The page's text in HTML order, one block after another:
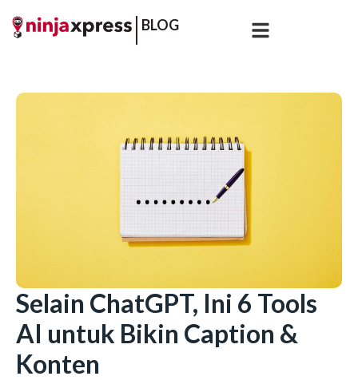
BLOG
Selain ChatGPT, Ini 6 Tools
AI untuk Bikin Caption &
Konten